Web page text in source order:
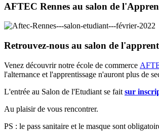
AFTEC Rennes au salon de
Retrouvez-nous au salon de
Venez découvrir notre école de commerce
l'alternance et l'apprentissage n'auront plus de
L'entrée au Salon de l'Etudiant se fait sur
Au plaisir de vous rencontrer.
PS : le pass sanitaire et le masque sont